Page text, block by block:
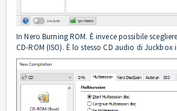
In Nero Burning ROM. È invece possibile
CD-ROM (ISO). È lo stesso CD audio di Juckbox